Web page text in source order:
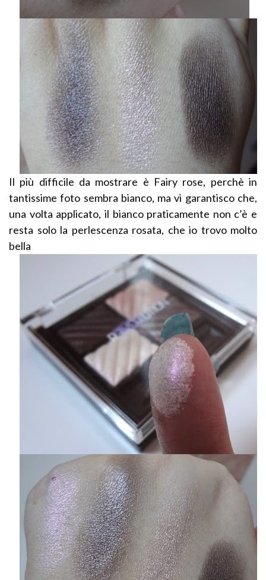
Il più difficile da mostrare è Fairy rose, perchè in
tantissime foto sembra bianco, ma vi garantisco che,
una volta applicato, il bianco praticamente non c’è e
resta solo la perlescenza rosata, che io trovo molto
bella